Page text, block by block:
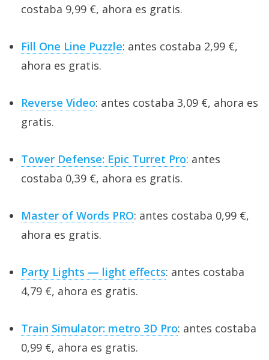
costaba 9,99 €, ahora es gratis.
Fill One Line Puzzle: antes costaba 2,99 €,
ahora es gratis.
Reverse Video: antes costaba 3,09 €, ahora es
gratis.
Tower Defense: Epic Turret Pro: antes
costaba 0,39 €, ahora es gratis.
Master of Words PRO: antes costaba 0,99 €,
ahora es gratis.
Party Lights — light effects: antes costaba
4,79 €, ahora es gratis.
Train Simulator: metro 3D Pro: antes costaba
0,99 €, ahora es gratis.